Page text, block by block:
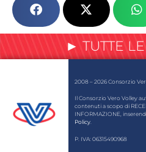
► TUTTE
2008 – 2026 Consorzio
Il Consorzio Vero Volley
contenuti a scopo di
INFORMAZIONE,
Policy.
P. IVA: 06315490968